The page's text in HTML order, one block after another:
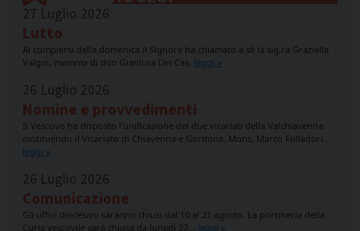
27 Luglio 2026
Lutto
Al compiersi della domenica il Signore ha chiamato a sé la sig.ra Graziella
Valgoi, mamma di don Gianluca Dei Cas. leggi »
26 Luglio 2026
Nomine e provvedimenti
Il Vescovo ha disposto l’unificazione dei due vicariati della Valchiavenna
costituendo il Vicariato di Chiavenna e Gordona. Mons. Marco Folladori…
leggi »
26 Luglio 2026
Comunicazione
Gli uffici diocesani saranno chiusi dal 10 al 21 agosto. La portineria della
Curia vescovile sarà chiusa da lunedì 27… leggi »